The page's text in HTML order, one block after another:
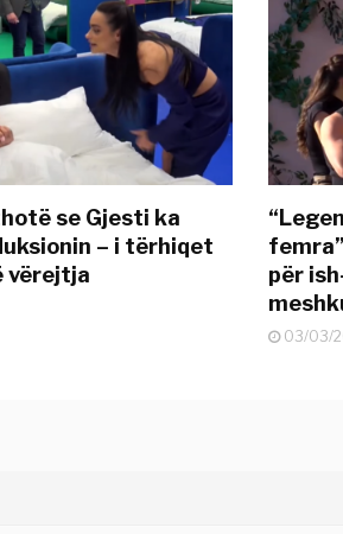
se Gjesti ka
– i tërhiqet
vërejtja
për
03/03/